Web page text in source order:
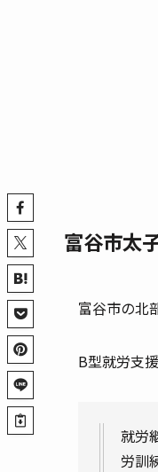
富谷市太
富谷市の北
B型就労支
就労
労訓